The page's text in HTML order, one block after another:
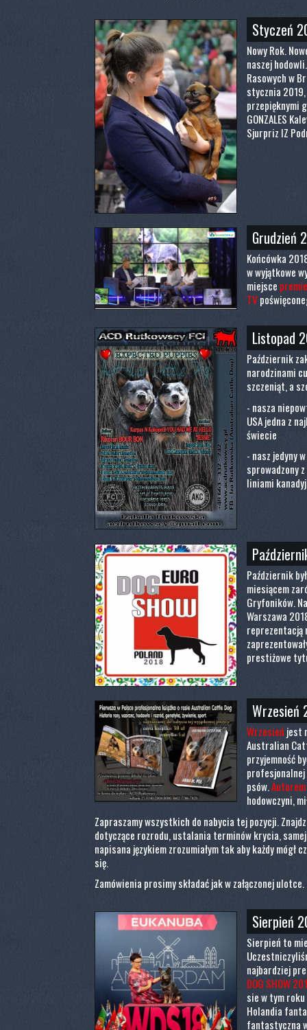
Styczeń
Nowy Rok.
naszej
Rasowych w
stycznia
przepięknymi
GONZALES
Sjurpriz IZ
Grudzień
Końcówka
w wyjątkowe
miejsce
TV
Listopad
Październik
narodzinami
szczeniąt, a
- nasza
USA jedna z
świecie
- nasz jedyny
sprowadzony
liniami
Październik
miesiącem
Gryfoników.
Warszawa
reprezentacją
prestiżowe
Wrzesień
Wrzesień jest
Australian
przyjemność
psów.Autorem
hodowczyni,
Zapraszamy wszystkich do nabycia tej pozycji.
dotyczące rozrodu, ustalania terminów krycia,
napisana językiem zrozumiałym tak aby każdy mógł
się.
Zamówienia prosimy składać jak w załączonej ulotce.
Sierpień
Sierpień to
najbardziej
DOG SHOW
sie w tym
Holandia
fantastyczna